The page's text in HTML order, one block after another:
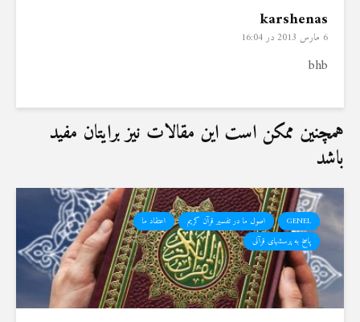
karshenas
6 مارس 2013 در 16:04
bhb
همچنین ممکن است این مقالات نیز برایتان مفید
باشد
GENEL اصول ما در تفسیر قرآن کریم
اعتقاد ما
پاسخ به پرسشهای قرآنی